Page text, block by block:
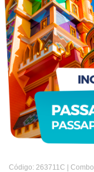
Código: 263711C | Combo